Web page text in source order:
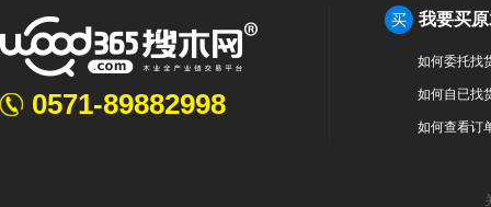
0571-89882998
买 我要买
如何委托找
如何自已找
如何查看订